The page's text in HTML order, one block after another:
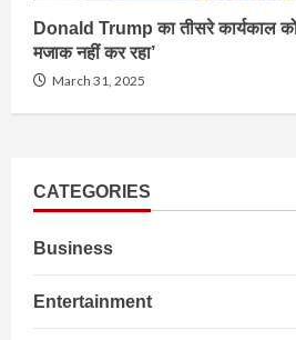
Donald Trump का तीसरे कार्यकाल
मजाक नहीं कर रहा’
March 31, 2025
CATEGORIES
Business
Entertainment